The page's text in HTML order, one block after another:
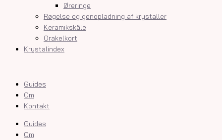
Øreringe
Røgelse og genopladning af krystaller
Keramikskåle
Orakelkort
Krystalindex
Guides
Om
Kontakt
Guides
Om